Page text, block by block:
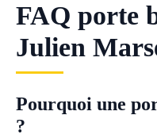
FAQ porte
Julien
Pourquoi une
?